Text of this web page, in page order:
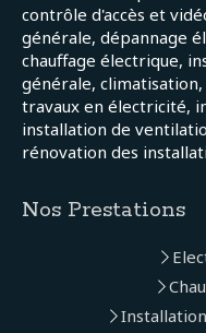
contrôle d'accès et
générale, dépannage
chauffage électrique,
générale,
travaux en électricité,
installation de
rénovation des
Nos Prestations